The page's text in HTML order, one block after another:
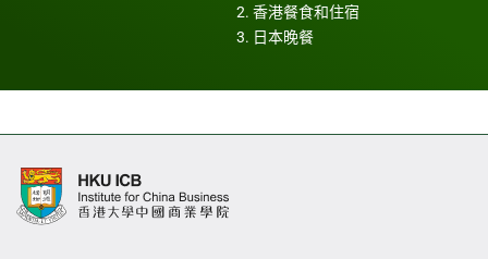
2. 香港餐食和住宿
3. 日本晚餐